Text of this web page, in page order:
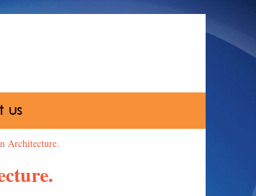
us
Architecture.